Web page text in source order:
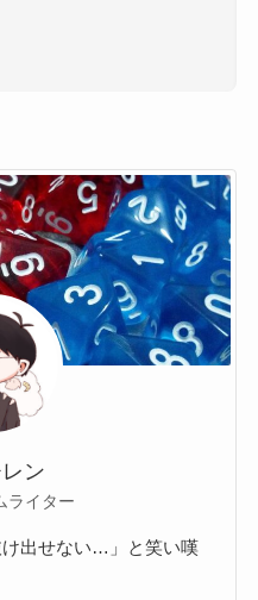
ン
ライター
け出せない…」と笑い嘆